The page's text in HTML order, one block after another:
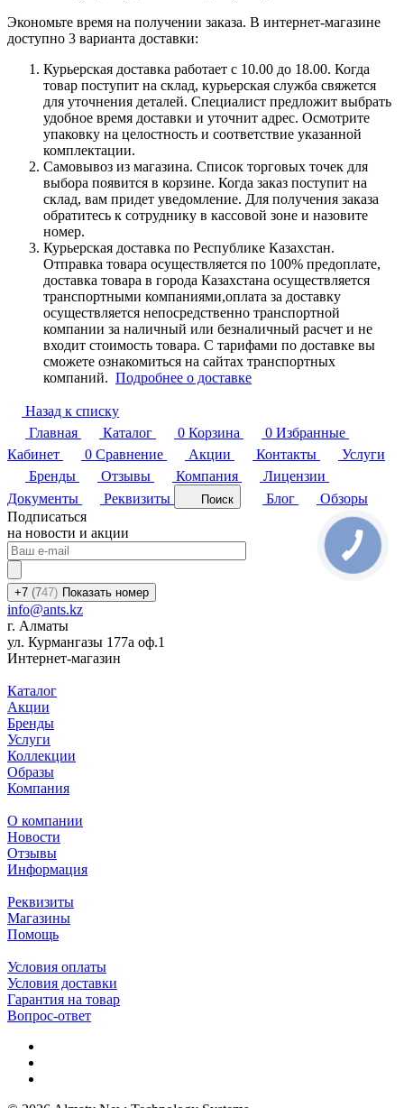
Экономьте время на получении заказа. В интернет-магазине
доступно 3 варианта доставки:
Курьерская доставка работает с 10.00 до 18.00. Когда
товар поступит на склад, курьерская служба свяжется
для уточнения деталей. Специалист предложит выбрать
удобное время доставки и уточнит адрес. Осмотрите
упаковку на целостность и соответствие указанной
комплектации.
Самовывоз из магазина. Список торговых точек для
выбора появится в корзине. Когда заказ поступит на
склад, вам придет уведомление. Для получения заказа
обратитесь к сотруднику в кассовой зоне и назовите
номер.
Курьерская доставка по Республике Казахстан.
Отправка товара осуществляется по 100% предоплате,
доставка товара в города Казахстана осуществляется
транспортными компаниями,оплата за доставку
осуществляется непосредственно транспортной
компании за наличный или безналичный расчет и не
входит стоимость товара. С тарифами по доставке вы
сможете ознакомиться на сайтах транспортных
компаний. Подробнее о доставке
Назад к списку
Главная
Каталог 0 Корзина 0 Избранные
Кабинет
0 Сравнение Акции Контакты
Услуги
Бренды
Отзывы Компания
Лицензии
Документы
Реквизиты Поиск Блог
Обзоры
Подписаться
на новости и акции
+7 (747) Показать номер
info@ants.kz
г. Алматы
ул. Курмангазы 177а оф.1
Интернет-магазин
Каталог
Акции
Бренды
Услуги
Коллекции
Образы
Компания
О компании
Новости
Отзывы
Информация
Реквизиты
Магазины
Помощь
Условия оплаты
Условия доставки
Гарантия на товар
Вопрос-ответ